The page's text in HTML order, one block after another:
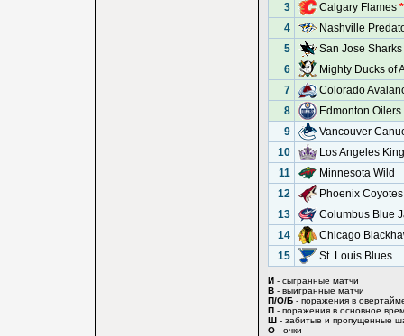
3
Calgary Flames *
4
Nashville
5
San Jose Sharks
6
Mighty Ducks of
7
Colorado
8
Edmonton Oilers
9
Vancouver
10
Los Angeles
11
Minnesota Wild
12
Phoenix Coyotes
13
Columbus Blue
14
Chicago
15
St. Louis Blues
И- сыгранные матчи
В- выигранные матчи
П/О/Б- поражения в
П- поражения в основное
Ш- забитые и пропущенные
О- очки